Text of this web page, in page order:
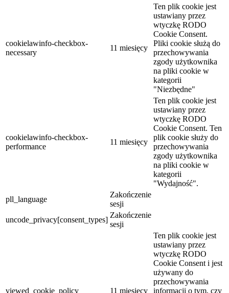
cookielawinfo-checkbox-
necessary
11 miesięcy
Ten plik cookie jest
ustawiany przez
wtyczkę RODO
Cookie Consent.
Pliki cookie służą do
przechowywania
zgody użytkownika
na pliki cookie w
kategorii
"Niezbędne"
cookielawinfo-checkbox-
performance
11 miesięcy
Ten plik cookie jest
ustawiany przez
wtyczkę RODO
Cookie Consent. Ten
plik cookie służy do
przechowywania
zgody użytkownika
na pliki cookie w
kategorii
"Wydajność".
pll_language
Zakończenie
sesji
uncode_privacy[consent_types]
Zakończenie
sesji
viewed_cookie_policy 11 miesięcy
Ten plik cookie jest
ustawiany przez
wtyczkę RODO
Cookie Consent i jest
używany do
przechowywania
informacji o tym, czy